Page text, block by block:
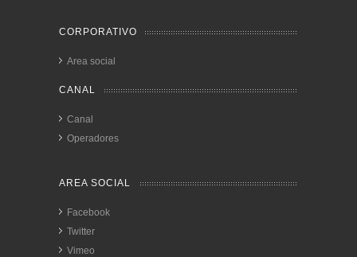
CORPORATIVO
Area social
CANAL
Canal
Operadores
AREA SOCIAL
Facebook
Twitter
Vimeo